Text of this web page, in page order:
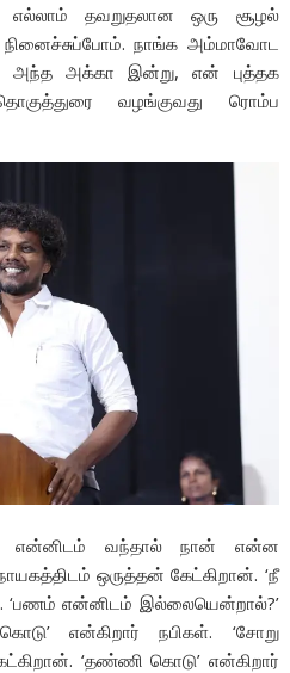
தவறுதலான ஒரு சூழல்
நாங்க அம்மாவோட
அந்த அக்கா இன்று, என் புத்தக
வழங்குவது ரொம்ப
என்னிடம் வந்தால் நான் என்ன
ஒருத்தன் கேட்கிறான். ‘நீ
‘பணம் என்னிடம் இல்லையென்றால்?’
என்கிறார் நபிகள். ‘சோறு
‘தண்ணி கொடு’ என்கிறார்